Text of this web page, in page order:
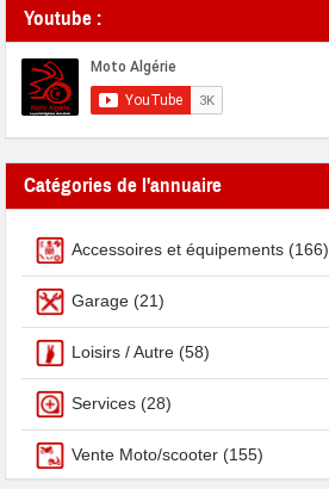
Youtube :
Catégories de l'annuaire
Accessoires et équipements (166)
Garage (21)
Loisirs / Autre (58)
Services (28)
Vente Moto/scooter (155)